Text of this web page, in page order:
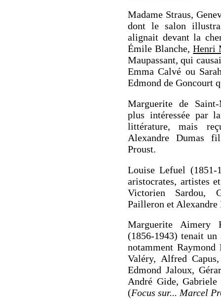
Madame Straus,
dont le salon
alignait devant la
Émile Blanche,Henri
Maupassant, qui
Emma Calvé ou
Edmond de Goncourt
Marguerite de Saint-
plus intéressée par
littérature, mais
Alexandre Dumas
Proust.
Louise Lefuel (1851-
aristocrates, artistes
Victorien Sardou,
Pailleron et
Marguerite Aimery
(1856-1943) tenait
notamment Raymond
Valéry, Alfred
Edmond Jaloux,
André Gide,
(Focus sur... Marcel